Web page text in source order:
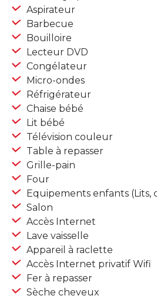
Aspirateur
Barbecue
Bouilloire
Lecteur DVD
Congélateur
Micro-ondes
Réfrigérateur
Chaise bébé
Lit bébé
Télévision couleur
Table à repasser
Grille-pain
Four
Equipements enfants (Lits,
Salon
Accès Internet
Lave vaisselle
Appareil à raclette
Accès Internet privatif Wifi
Fer à repasser
Sèche cheveux